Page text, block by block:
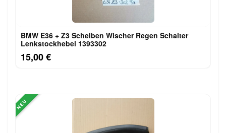
BMW E36 + Z3 Scheiben Wischer Regen Schalter
Lenkstockhebel 1393302
15,00 €
NEU